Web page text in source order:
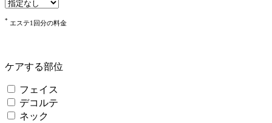
* エステ1回分の料金
ケアする部位
フェイス
デコルテ
ネック